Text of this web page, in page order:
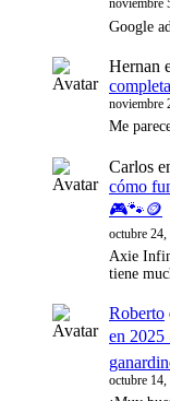
noviembre
Google
Hernan
noviembre
Me
Carlos
cómo
🎮🐾🪙
octubre 24,
Axie
tiene
Roberto
en
octubre 14,